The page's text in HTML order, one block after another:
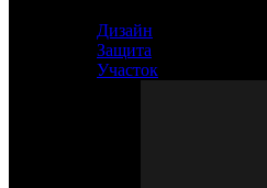
Дизайн
Защита
Участок